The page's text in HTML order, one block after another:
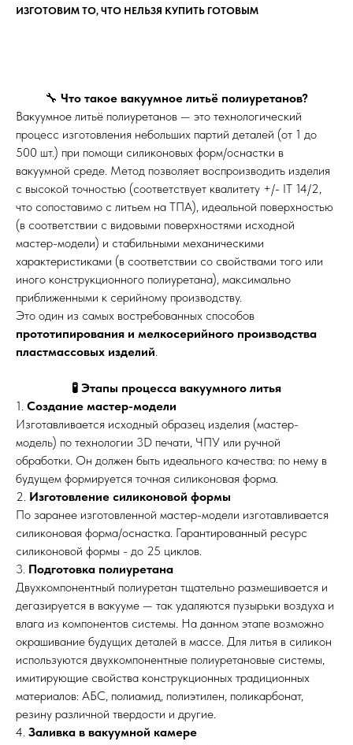
ИЗГОТОВИМ ТО, ЧТО НЕЛЬЗЯ КУПИТЬ ГОТОВЫМ
🔧 Что такое вакуумное литьё полиуретанов?
Вакуумное литьё полиуретанов — это технологический
процесс изготовления небольших партий деталей (от 1 до
500 шт.) при помощи силиконовых форм/оснастки в
вакуумной среде. Метод позволяет воспроизводить изделия
с высокой точностью (соответствует квалитету +/- IT 14/2,
что сопоставимо с литьем на ТПА), идеальной поверхностью
(в соответствии с видовыми поверхностями исходной
мастер-модели) и стабильными механическими
характеристиками (в соответствии со свойствами того или
иного конструкционного полиуретана), максимально
приближенными к серийному производству.
Это один из самых востребованных способов
прототипирования и мелкосерийного производства
пластмассовых изделий.
🧪 Этапы процесса вакуумного литья
1. Создание мастер-модели
Изготавливается исходный образец изделия (мастер-
модель) по технологии 3D печати, ЧПУ или ручной
обработки. Он должен быть идеального качества: по нему в
будущем формируется точная силиконовая форма.
2. Изготовление силиконовой формы
По заранее изготовленной мастер-модели изготавливается
силиконовая форма/оснастка. Гарантированный ресурс
силиконовой формы - до 25 циклов.
3. Подготовка полиуретана
Двухкомпонентный полиуретан тщательно размешивается и
дегазируется в вакууме — так удаляются пузырьки воздуха и
влага из компонентов системы. На данном этапе возможно
окрашивание будущих деталей в массе. Для литья в силикон
используются двухкомпонентные полиуретановые системы,
имитирующие свойства конструкционных традиционных
материалов: АБС, полиамид, полиэтилен, поликарбонат,
резину различной твердости и другие.
4. Заливка в вакуумной камере